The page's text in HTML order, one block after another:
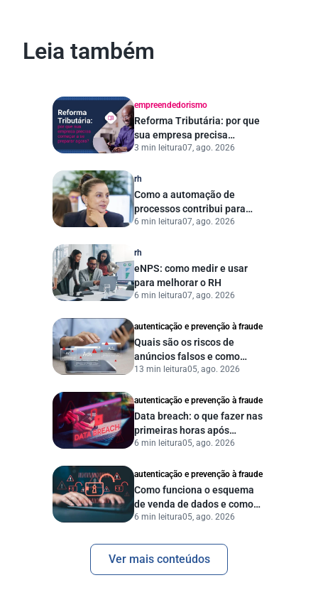
Leia também
empreendedorismo
Reforma Tributária: por que
sua empresa precisa
começar a se preparar
3 min leitura07, ago. 2026
rh
Como a automação de
processos contribui para
uma gestão pública mais
6 min leitura07, ago. 2026
rh
eNPS: como medir e usar
para melhorar o RH
6 min leitura07, ago. 2026
autenticação e prevenção à fraude
Quais são os riscos de
anúncios falsos e como
proteger seu negócio?
13 min leitura05, ago. 2026
autenticação e prevenção à fraude
Data breach: o que fazer nas
primeiras horas após
vazamento de dados?
6 min leitura05, ago. 2026
autenticação e prevenção à fraude
Como funciona o esquema
de venda de dados e como
proteger sua empresa?
6 min leitura05, ago. 2026
Ver mais conteúdos